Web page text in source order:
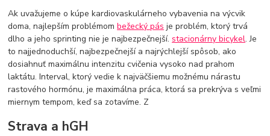
Ak uvažujeme o kúpe kardiovaskulárneho vybavenia na výcvik
doma, najlepším problémombežecký pás je problém, ktorý trvá
dlho a jeho sprinting nie je najbezpečnejší.stacionárny bicykel. Je
to najjednoduchší, najbezpečnejší a najrýchlejší spôsob, ako
dosiahnuť maximálnu intenzitu cvičenia vysoko nad prahom
laktátu. Interval, ktorý vedie k najväčšiemu možnému nárastu
rastového hormónu, je maximálna práca, ktorá sa prekrýva s veľmi
miernym tempom, keď sa zotavíme. Z
Strava a hGH